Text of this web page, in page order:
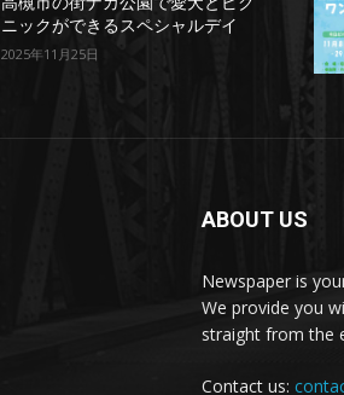
ニックができるスペシャルデイ
2025年11月25日
ABOUT US
Newspaper is
We provide you
straight from the
Contact us: